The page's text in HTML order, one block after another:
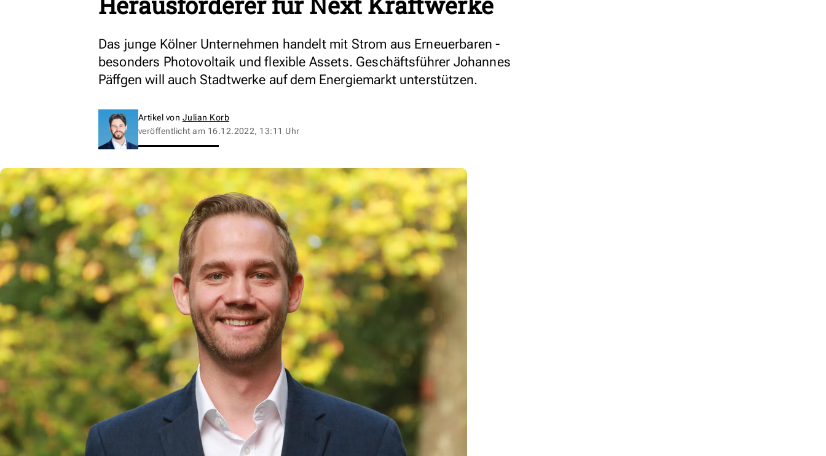
Das junge Kölner Unternehmen handelt mit Strom aus Erneuerbaren -
besonders Photovoltaik und flexible Assets. Geschäftsführer Johannes
Päffgen will auch Stadtwerke auf dem Energiemarkt unterstützen.
Artikel von Julian Korb
veröffentlicht am 16.12.2022, 13:11 Uhr